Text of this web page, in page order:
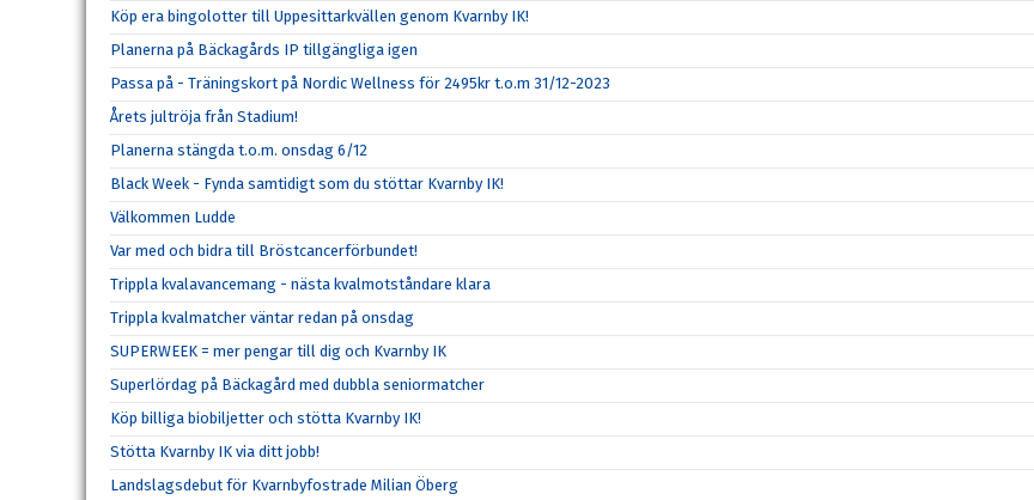
Köp era bingolotter till Uppesittarkvällen genom Kvarnby IK!
Planerna på Bäckagårds IP tillgängliga igen
Passa på - Träningskort på Nordic Wellness för 2495kr t.o.m 31/12-2023
Årets jultröja från Stadium!
Planerna stängda t.o.m. onsdag 6/12
Black Week - Fynda samtidigt som du stöttar Kvarnby IK!
Välkommen Ludde
Var med och bidra till Bröstcancerförbundet!
Trippla kvalavancemang - nästa kvalmotståndare klara
Trippla kvalmatcher väntar redan på onsdag
SUPERWEEK = mer pengar till dig och Kvarnby IK
Superlördag på Bäckagård med dubbla seniormatcher
Köp billiga biobiljetter och stötta Kvarnby IK!
Stötta Kvarnby IK via ditt jobb!
Landslagsdebut för Kvarnbyfostrade Milian Öberg